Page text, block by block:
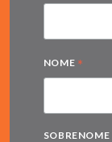
NOME *
SOBRENOME